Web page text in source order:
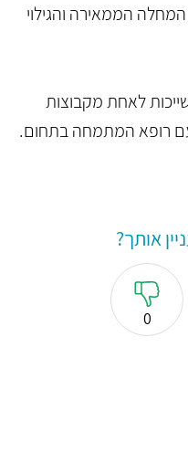
הממאירה והגילוי
לאחת מקבוצות
עם רופא המתמחה בתחום.
אותך?
0